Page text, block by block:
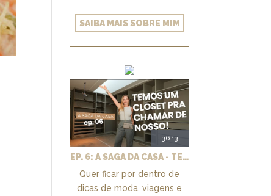
SAIBA MAIS SOBRE MIM
36:13
EP. 6: A SAGA DA CASA - TEMOS UM CLOSET PRA CHAMAR DE NOSSO + MARCENARIA E PAISAGISMO
Quer ficar por dentro de
dicas de moda, viagens e